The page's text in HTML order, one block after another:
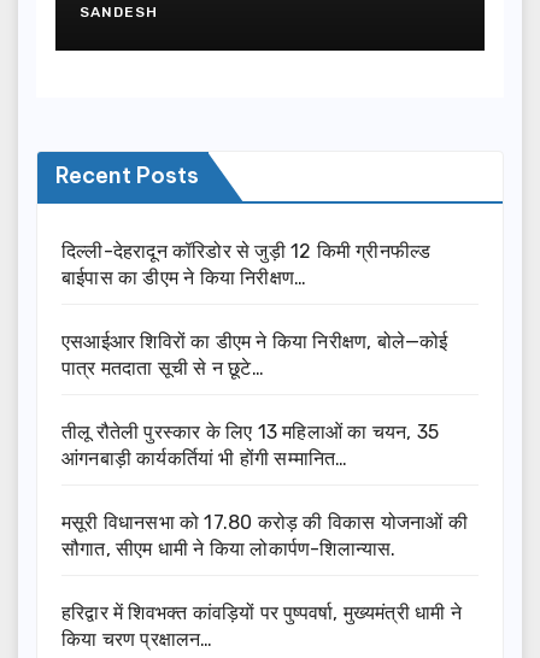
SANDESH
Recent Posts
दिल्ली-देहरादून कॉरिडोर से जुड़ी 12 किमी ग्रीनफील्ड
बाईपास का डीएम ने किया निरीक्षण…
एसआईआर शिविरों का डीएम ने किया निरीक्षण, बोले—कोई
पात्र मतदाता सूची से न छूटे…
तीलू रौतेली पुरस्कार के लिए 13 महिलाओं का चयन, 35
आंगनबाड़ी कार्यकर्तियां भी होंगी सम्मानित…
मसूरी विधानसभा को 17.80 करोड़ की विकास योजनाओं की
सौगात, सीएम धामी ने किया लोकार्पण-शिलान्यास.
हरिद्वार में शिवभक्त कांवड़ियों पर पुष्पवर्षा, मुख्यमंत्री धामी ने
किया चरण प्रक्षालन…